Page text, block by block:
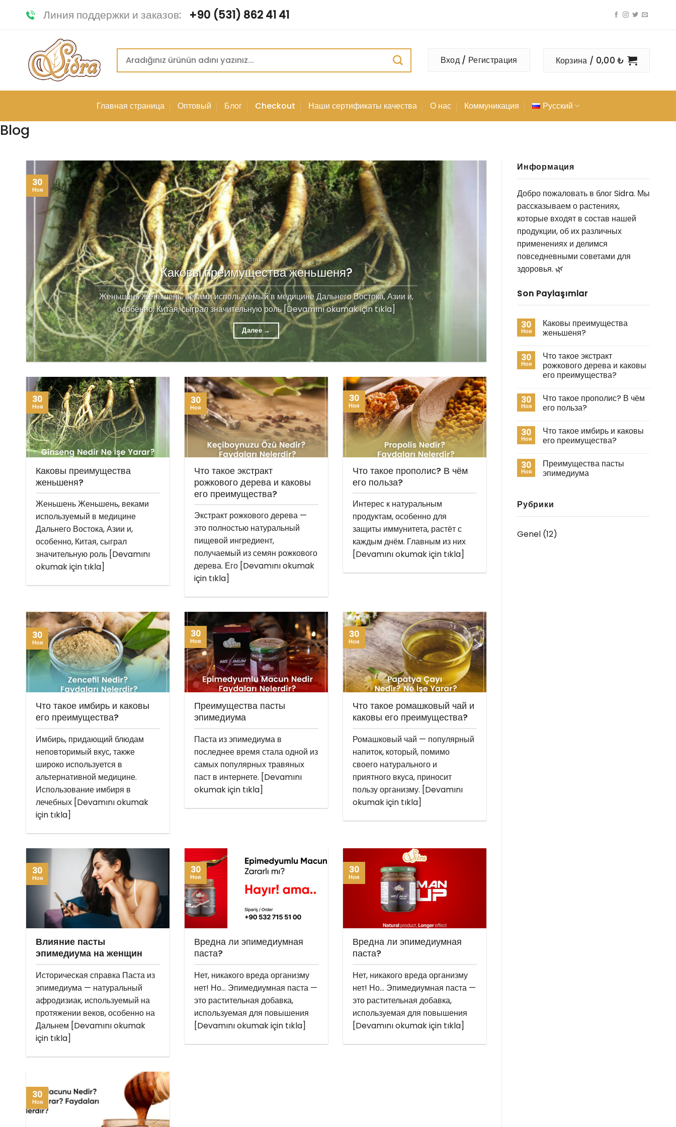
Линия поддержки и заказов: +90 (531) 862 41 41
Вход / Регистрация Корзина / 0,00₺
Главная страница Оптовый Блог Checkout Наши сертификаты качества О нас Коммуникация Русский
Blog
GENEL
Каковы преимущества женьшеня?
Женьшень Женьшень, веками используемый в медицине Дальнего Востока, Азии и,
особенно, Китая, сыграл значительную роль [Devamını okumak için tıkla]
Далее →
30
Ноя
Каковы преимущества
женьшеня?
Женьшень Женьшень, веками
используемый в медицине
Дальнего Востока, Азии и,
особенно, Китая, сыграл
значительную роль [Devamını
okumak için tıkla]
30
Ноя
Что такое экстракт
рожкового дерева и каковы
его преимущества?
Экстракт рожкового дерева —
это полностью натуральный
пищевой ингредиент,
получаемый из семян рожкового
дерева. Его [Devamını okumak
için tıkla]
30
Ноя
Что такое прополис? В чём
его польза?
Интерес к натуральным
продуктам, особенно для
защиты иммунитета, растёт с
каждым днём. Главным из них
[Devamını okumak için tıkla]
30
Ноя
Что такое имбирь и каковы
его преимущества?
Имбирь, придающий блюдам
неповторимый вкус, также
широко используется в
альтернативной медицине.
Использование имбиря в
лечебных [Devamını okumak
için tıkla]
30
Ноя
Преимущества пасты
эпимедиума
Паста из эпимедиума в
последнее время стала одной из
самых популярных травяных
паст в интернете. [Devamını
okumak için tıkla]
30
Ноя
Что такое ромашковый чай и
каковы его преимущества?
Ромашковый чай — популярный
напиток, который, помимо
своего натурального и
приятного вкуса, приносит
пользу организму. [Devamını
okumak için tıkla]
30
Ноя
Влияние пасты
эпимедиума на женщин
Историческая справка Паста из
эпимедиума — натуральный
афродизиак, используемый на
протяжении веков, особенно на
Дальнем [Devamını okumak
için tıkla]
30
Ноя
Вредна ли эпимедиумная
паста?
Нет, никакого вреда организму
нет! Но… Эпимедиумная паста —
это растительная добавка,
используемая для повышения
[Devamını okumak için tıkla]
30
Ноя
Вредна ли эпимедиумная
паста?
Нет, никакого вреда организму
нет! Но… Эпимедиумная паста —
это растительная добавка,
используемая для повышения
[Devamını okumak için tıkla]
30
Ноя
30
Ноя
Информация
Добро пожаловать в блог Sidra. Мы
рассказываем о растениях,
которые входят в состав нашей
продукции, об их различных
применениях и делимся
повседневными советами для
здоровья. 🌿
Son Paylaşımlar
30
Ноя
Каковы преимущества
женьшеня?
30
Ноя
Что такое экстракт
рожкового дерева и каковы
его преимущества?
30
Ноя
Что такое прополис? В чём
его польза?
30
Ноя
Что такое имбирь и каковы
его преимущества?
30
Ноя
Преимущества пасты
эпимедиума
Рубрики
Genel (12)